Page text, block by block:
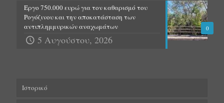
0
Έργο 750.000 ευρώ για τον καθαρισμό του
Ρογόζινου και την αποκατάσταση των
αντιπλημμυρικών αναχωμάτων
5 Αυγούστου, 2026
Ιστορικό